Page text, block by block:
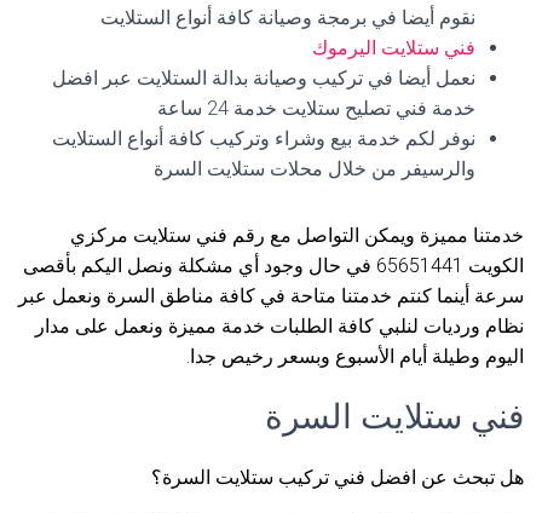
نقوم أيضا في برمجة وصيانة كافة أنواع الستلايت
فني ستلايت اليرموك
نعمل أيضا في تركيب وصيانة بدالة الستلايت عبر افضل
خدمة فني تصليح ستلايت خدمة 24 ساعة
نوفر لكم خدمة بيع وشراء وتركيب كافة أنواع الستلايت
والرسيفر من خلال محلات ستلايت السرة
خدمتنا مميزة ويمكن التواصل مع رقم فني ستلايت مركزي
الكويت 65651441 في حال وجود أي مشكلة ونصل اليكم بأقصى
سرعة أينما كنتم خدمتنا متاحة في كافة مناطق السرة ونعمل عبر
نظام ورديات لنلبي كافة الطلبات خدمة مميزة ونعمل على مدار
اليوم وطيلة أيام الأسبوع وبسعر رخيص جدا.
فني ستلايت السرة
هل تبحث عن افضل فني تركيب ستلايت السرة؟